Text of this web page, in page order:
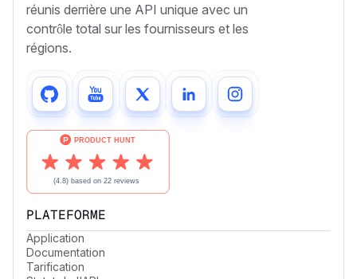
réunis derrière une API unique avec un
contrôle total sur les fournisseurs et les
régions.
PLATEFORME
Application
Documentation
Tarification